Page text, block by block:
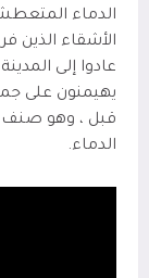
الدماء
الأشقاء الذين
عادوا إلى
يهيمنون على
قبل ، وهو
الدماء.